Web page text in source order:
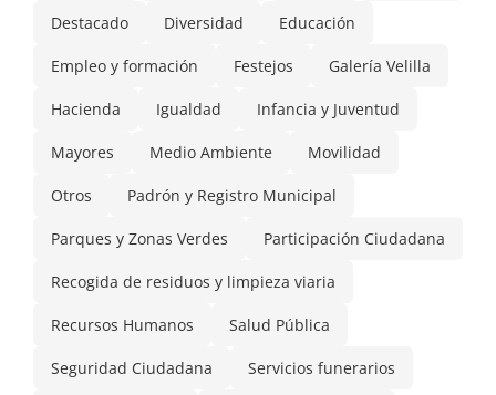
Destacado Diversidad Educación
Empleo y formación Festejos Galería Velilla
Hacienda Igualdad Infancia y Juventud
Mayores Medio Ambiente Movilidad
Otros Padrón y Registro Municipal
Parques y Zonas Verdes Participación Ciudadana
Recogida de residuos y limpieza viaria
Recursos Humanos Salud Pública
Seguridad Ciudadana Servicios funerarios